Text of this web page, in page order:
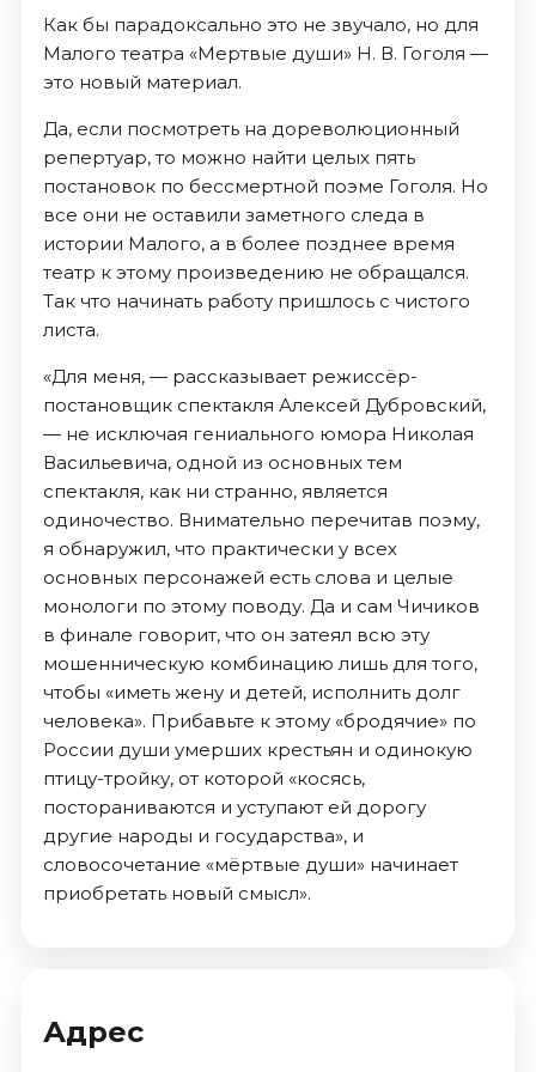
Как бы парадоксально это не звучало, но для
Малого театра «Мертвые души» Н. В. Гоголя —
это новый материал.
Да, если посмотреть на дореволюционный
репертуар, то можно найти целых пять
постановок по бессмертной поэме Гоголя. Но
все они не оставили заметного следа в
истории Малого, а в более позднее время
театр к этому произведению не обращался.
Так что начинать работу пришлось с чистого
листа.
«Для меня, — рассказывает режиссёр-
постановщик спектакля Алексей Дубровский,
— не исключая гениального юмора Николая
Васильевича, одной из основных тем
спектакля, как ни странно, является
одиночество. Внимательно перечитав поэму,
я обнаружил, что практически у всех
основных персонажей есть слова и целые
монологи по этому поводу. Да и сам Чичиков
в финале говорит, что он затеял всю эту
мошенническую комбинацию лишь для того,
чтобы «иметь жену и детей, исполнить долг
человека». Прибавьте к этому «бродячие» по
России души умерших крестьян и одинокую
птицу-тройку, от которой «косясь,
постораниваются и уступают ей дорогу
другие народы и государства», и
словосочетание «мёртвые души» начинает
приобретать новый смысл».
Адрес